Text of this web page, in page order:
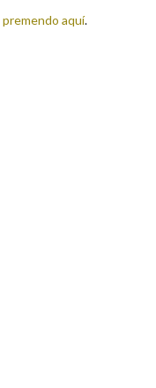
de
Real Academia
o seu correo
de carácter
tratamento
aos seus
poderán exercer o
premendo aquí.